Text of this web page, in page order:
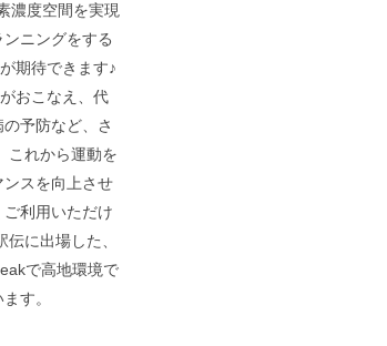
濃度空間を実現
ニングをする
期待できます♪
おこなえ、代
予防など、さ
これから運動を
スを向上させ
利用いただけ
に出場した、
で高地環境で
す。